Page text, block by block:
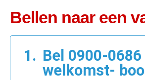
Bellen naar een
Bel 0900-
welkomst-